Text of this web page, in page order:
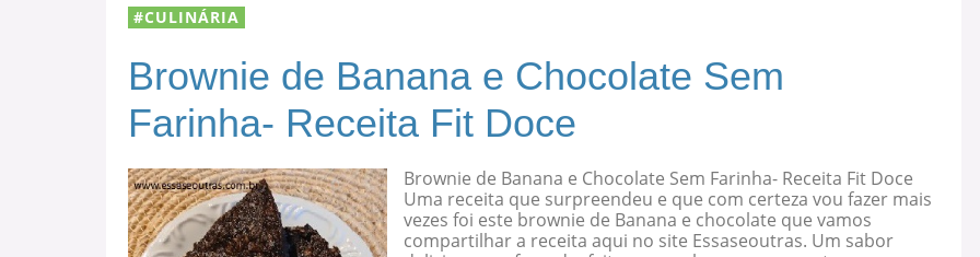
CULINÁRIA
Brownie de Banana e Chocolate Sem
Farinha- Receita Fit Doce
Brownie de Banana e Chocolate Sem Farinha- Receita Fit Doce
Uma receita que surpreendeu e que com certeza vou fazer mais
vezes foi este brownie de Banana e chocolate que vamos
compartilhar a receita aqui no site Essaseoutras. Um sabor